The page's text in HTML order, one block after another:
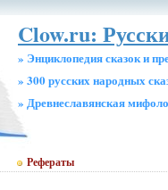
Clow.ru:
» Энциклопедия сказок и
» 300 русских народных
» Древнеславянская
Рефераты